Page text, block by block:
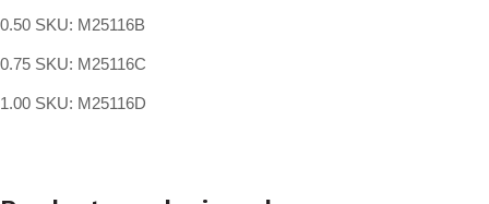
0.50 SKU: M25116B
0.75 SKU: M25116C
1.00 SKU: M25116D